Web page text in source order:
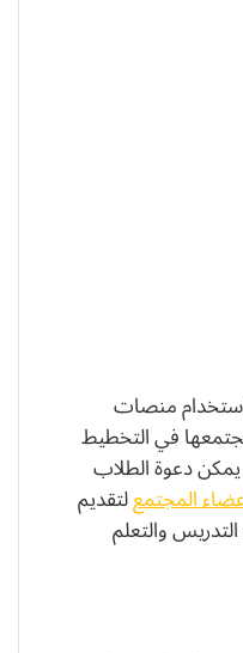
منصات
في التخطيط
دعوة الطلاب
المجتمعلتقديم
والتعلم